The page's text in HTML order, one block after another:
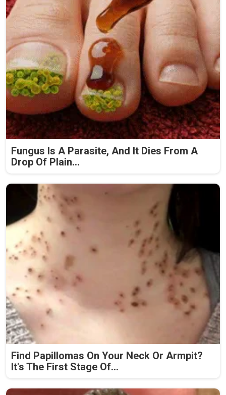
Fungus Is A Parasite, And It Dies From A
Drop Of Plain...
Find Papillomas On Your Neck Or Armpit?
It's The First Stage Of...